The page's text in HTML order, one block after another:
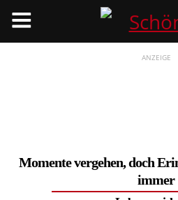
ANZEIGE
Momente vergehen, doch
immer